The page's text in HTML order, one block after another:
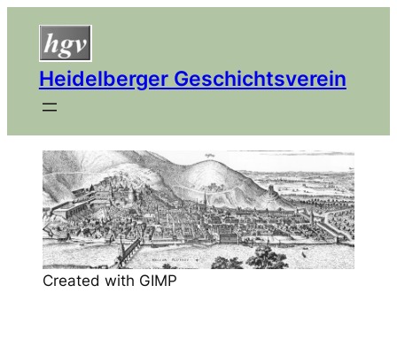
Heidelberger Geschichtsverein
Created with GIMP